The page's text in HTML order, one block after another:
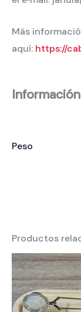
Más
aquí: https://
Peso
Productos